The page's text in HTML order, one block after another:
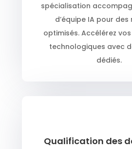
spécialisation
d’équipe IA pour
optimisés. Accélérez
technologiques avec
dédiés.
Qualification des